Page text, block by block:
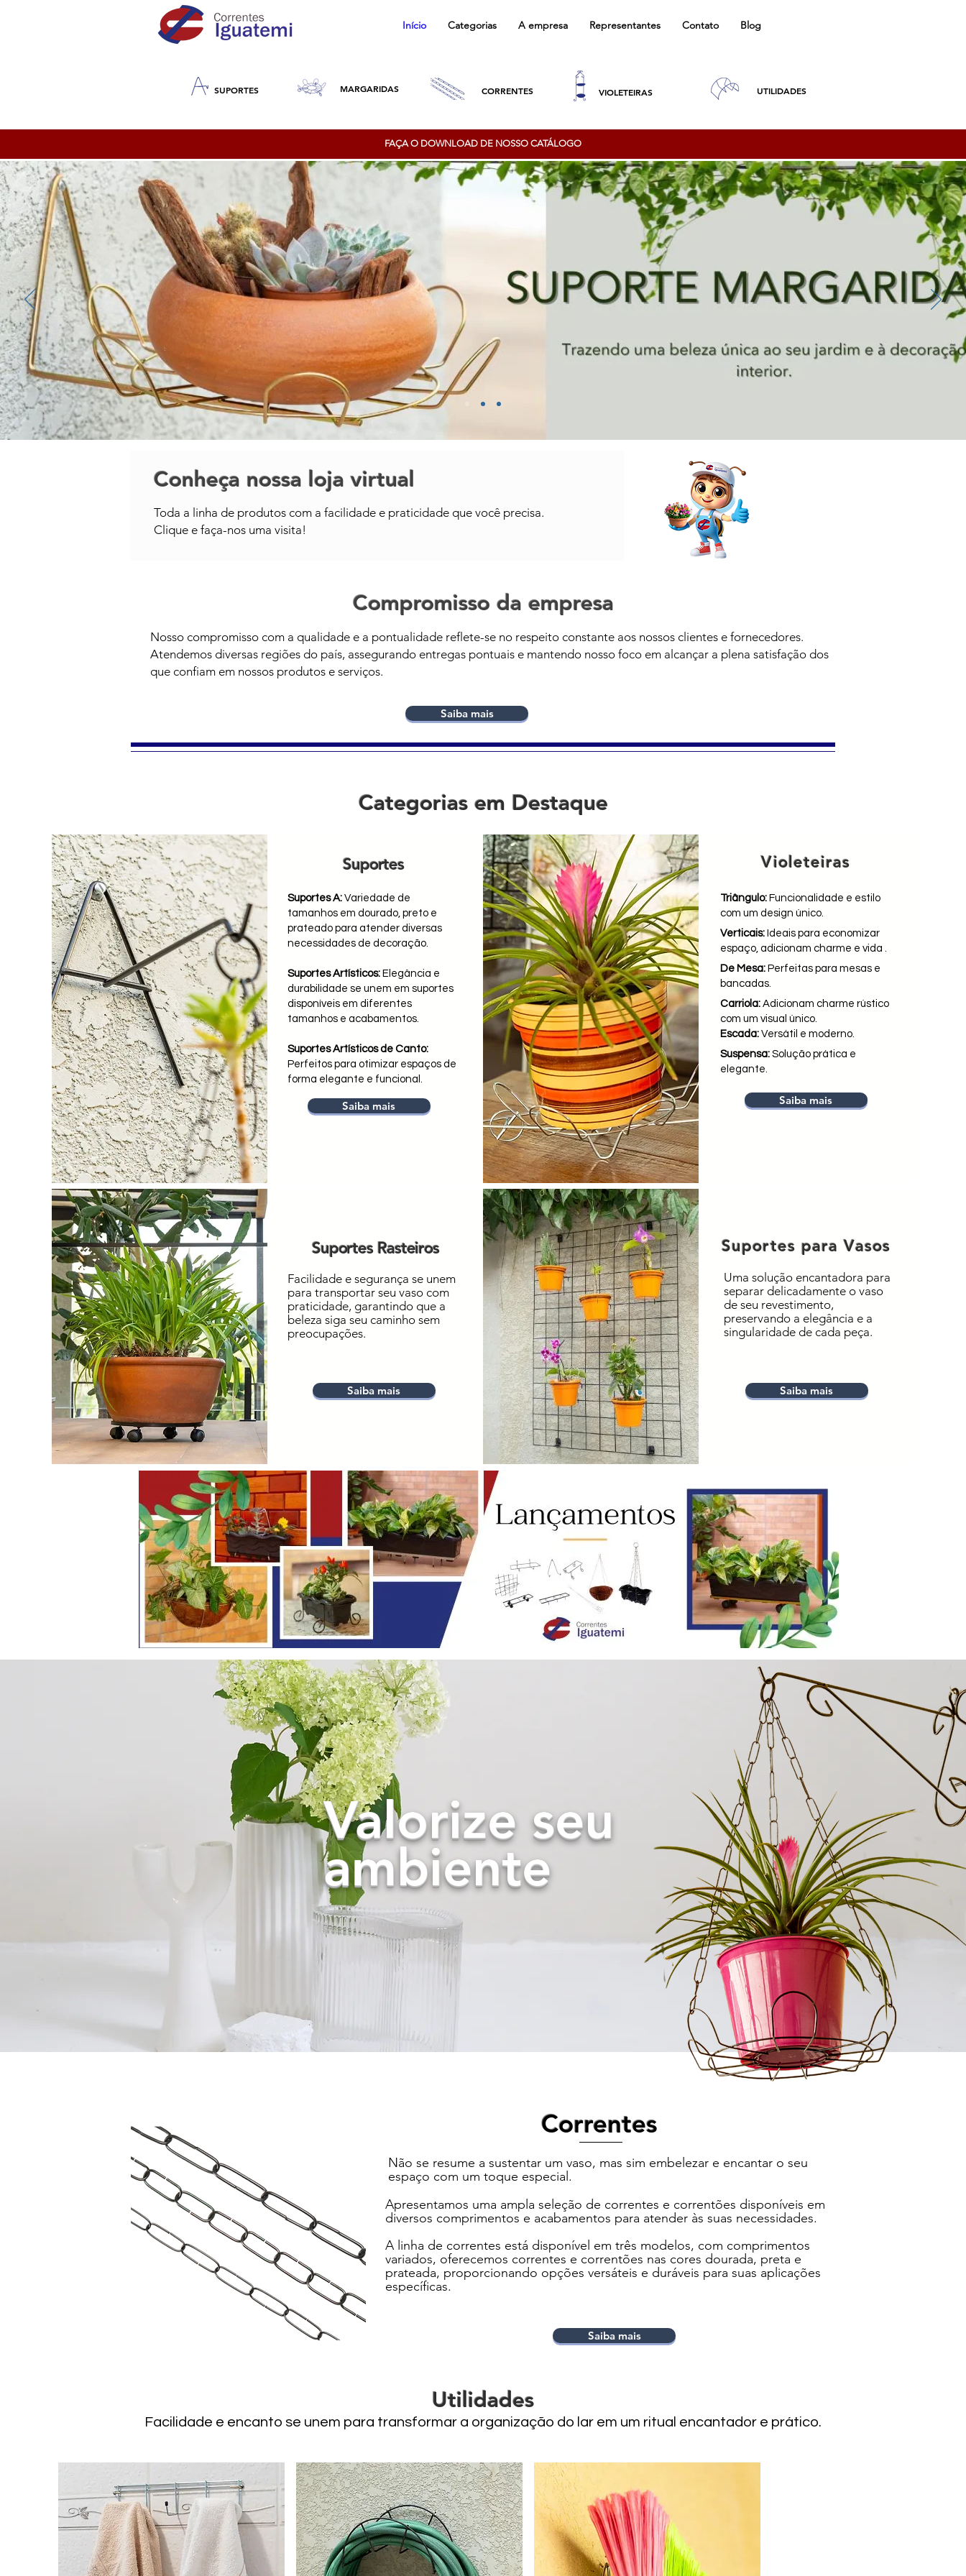
Início Categorias A empresa Representantes Contato Blog
SUPORTES MARGARIDAS CORRENTES VIOLETEIRAS UTILIDADES
FAÇA O DOWNLOAD DE NOSSO CATÁLOGO
Conheça nossa loja virtual
Toda a linha de produtos com a facilidade e praticidade que você precisa.
Clique e faça-nos uma visita!
Compromisso da empresa
Nosso compromisso com a qualidade e a pontualidade reflete-se no respeito constante aos nossos clientes e fornecedores.
Atendemos diversas regiões do país, assegurando entregas pontuais e mantendo nosso foco em alcançar a plena satisfação dos
que confiam em nossos produtos e serviços.
Saiba mais
Categorias em Destaque
Suportes
Suportes A: Variedade de
tamanhos em dourado, preto e
prateado para atender diversas
necessidades de decoração.​
Suportes Artísticos:Elegância e
durabilidade se unem em suportes
disponíveis em diferentes
tamanhos e acabamentos.​
Suportes Artísticos de Canto:
Perfeitos para otimizar espaços de
forma elegante e funcional.​
Saiba mais
Violeteiras
Triângulo:Funcionalidade e estilo
com um design único.
Verticais:Ideais para economizar
espaço, adicionam charme e vida .
De Mesa:Perfeitas para mesas e
bancadas.
Carriola: Adicionam charme rústico
com um visual único.
Escada: Versátil e moderno.
Suspensa:Solução prática e
elegante.
Saiba mais
Suportes Rasteiros
Facilidade e segurança se unem
para transportar seu vaso com
praticidade, garantindo que a
beleza siga seu caminho sem
preocupações.
Saiba mais
Suportes para Vasos
Uma solução encantadora para
separar delicadamente o vaso
de seu revestimento,
preservando a elegância e a
singularidade de cada peça.
Saiba mais
Valorize seu
ambiente
Correntes
Não se resume a sustentar um vaso, mas sim embelezar e encantar o seu
espaço com um toque especial.
Apresentamos uma ampla seleção de correntes e correntões disponíveis em
diversos comprimentos e acabamentos para atender às suas necessidades.
A linha de correntes está disponível em três modelos, com comprimentos
variados, oferecemos correntes e correntões nas cores dourada, preta e
prateada, proporcionando opções versáteis e duráveis para suas aplicações
específicas.
Saiba mais
Utilidades
Facilidade e encanto se unem para transformar a organização do lar em um ritual encantador e prático.